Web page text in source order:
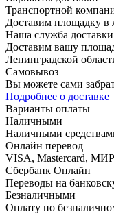
Транспортной
Доставим площадку
Наша служба доставки
Доставим вашу
Ленинградской
Самовывоз
Вы можете сами
Подробнее о доставке
Варианты оплаты
Наличными
Наличными
Онлайн перевод
VISA, Mastercard, МИР
Сбербанк Онлайн
Переводы на
Безналичными
Оплату по